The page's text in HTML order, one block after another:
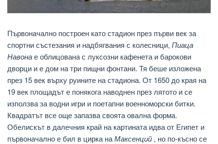
Първоначално построен като стадион през първи век за
спортни състезания и надбягвания с колесници, Пиаца
Навонае облицована с луксозни кафенета и барокови
дворци и е дом на три пищни фонтани. Тя беше изложена
през 15 век върху руините на стадиона. От 1650 до края на
19 век площадът е понякога наводнен през лятото и се
използва за водни игри и поетапни военноморски битки.
Квадратът все още запазва своята овална форма.
Обелискът в далечния край на картината идва от Египет и
първоначално е бил в цирка наМаксенций , но по-късно се